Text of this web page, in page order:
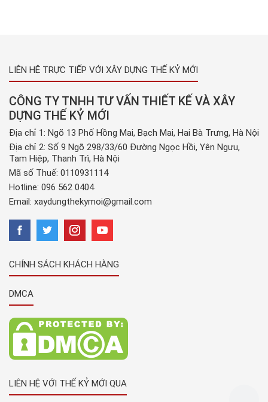
LIÊN HỆ TRỰC TIẾP VỚI XÂY DỰNG THẾ KỶ MỚI
CÔNG TY TNHH TƯ VẤN THIẾT KẾ VÀ XÂY
DỰNG THẾ KỶ MỚI
Địa chỉ 1: Ngõ 13 Phố Hồng Mai, Bạch Mai, Hai Bà Trưng, Hà Nội
Địa chỉ 2: Số 9 Ngõ 298/33/60 Đường Ngọc Hồi, Yên Ngưu,
Tam Hiệp, Thanh Trì, Hà Nội
Mã số Thuế: 0110931114
Hotline: 096 562 0404
Email: xaydungthekymoi@gmail.com
CHÍNH SÁCH KHÁCH HÀNG
DMCA
LIÊN HỆ VỚI THẾ KỶ MỚI QUA